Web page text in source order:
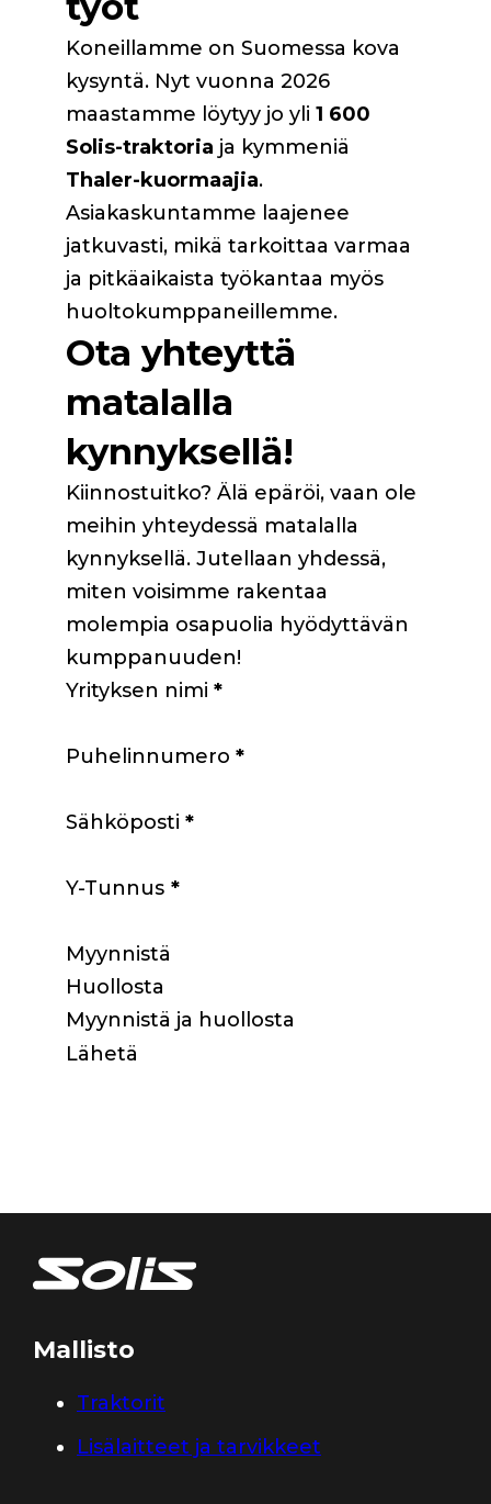
Koneillamme on Suomessa kova
kysyntä. Nyt vuonna 2026
maastamme löytyy jo yli 1 600
Solis-traktoria ja kymmeniä
Thaler-kuormaajia.
Asiakaskuntamme laajenee
jatkuvasti, mikä tarkoittaa varmaa
ja pitkäaikaista työkantaa myös
huoltokumppaneillemme.
Ota yhteyttä
matalalla
kynnyksellä!
Kiinnostuitko? Älä epäröi, vaan ole
meihin yhteydessä matalalla
kynnyksellä. Jutellaan yhdessä,
miten voisimme rakentaa
molempia osapuolia hyödyttävän
kumppanuuden!
Yrityksen nimi *
Puhelinnumero *
Sähköposti *
Y-Tunnus *
Myynnistä
Huollosta
Myynnistä ja huollosta
Lähetä
Mallisto
Traktorit
Lisälaitteet ja tarvikkeet